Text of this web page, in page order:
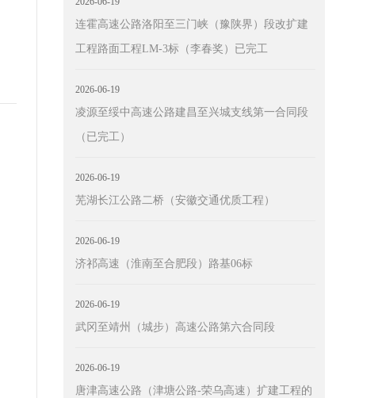
连霍高速公路洛阳至三门峡（豫陕界）段改扩建
工程路面工程LM-3标（李春奖）已完工
2026-06-19
凌源至绥中高速公路建昌至兴城支线第一合同段
（已完工）
2026-06-19
芜湖长江公路二桥（安徽交通优质工程）
2026-06-19
济祁高速（淮南至合肥段）路基06标
2026-06-19
武冈至靖州（城步）高速公路第六合同段
2026-06-19
唐津高速公路（津塘公路-荣乌高速）扩建工程的